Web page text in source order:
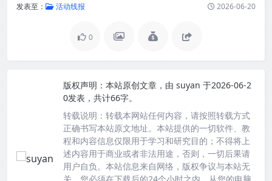
发表至： 活动线报 2026-06-20
0
版权声明： 本站原创文章，由 suyan 于2026-06-2
0发表，共计66字。
转载说明： 转载本网站任何内容，请按照转载方式
正确书写本站原文地址。本站提供的一切软件、教
程和内容信息仅限用于学习和研究目的；不得将上
述内容用于商业或者非法用途，否则，一切后果请
用户自负。本站信息来自网络，版权争议与本站无